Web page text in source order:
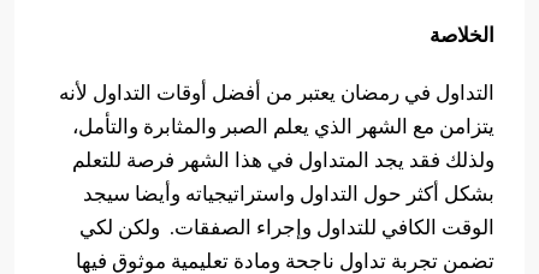
الخلاصة
التداول في رمضان يعتبر من أفضل أوقات التداول لأنه
يتزامن مع الشهر الذي يعلم الصبر والمثابرة والتأمل،
ولذلك فقد يجد المتداول في هذا الشهر فرصة للتعلم
بشكل أكثر حول التداول واستراتيجياته وأيضا سيجد
الوقت الكافي للتداول وإجراء الصفقات. ولكن لكي
تضمن تجربة تداول ناجحة ومادة تعليمية موثوق فيها